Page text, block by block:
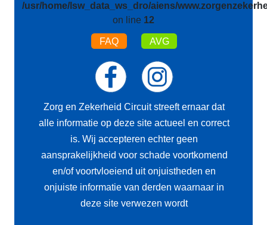
/usr/home/lsw_data_ws_dro/aiens/
on line 12
FAQ AVG
Zorg en Zekerheid Circuit streeft ernaar dat
alle informatie op deze site actueel en correct
is. Wij accepteren echter geen
aansprakelijkheid voor schade voortkomend
en/of voortvloeiend uit onjuistheden en
onjuiste informatie van derden waarnaar in
deze site verwezen wordt